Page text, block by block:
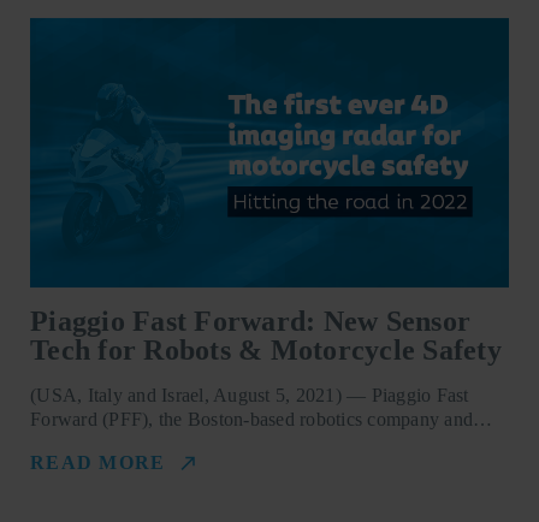
Piaggio Fast Forward: New Sensor
Tech for Robots & Motorcycle Safety
(USA, Italy and Israel, August 5, 2021) — Piaggio Fast
Forward (PFF), the Boston-based robotics company and…
READ MORE